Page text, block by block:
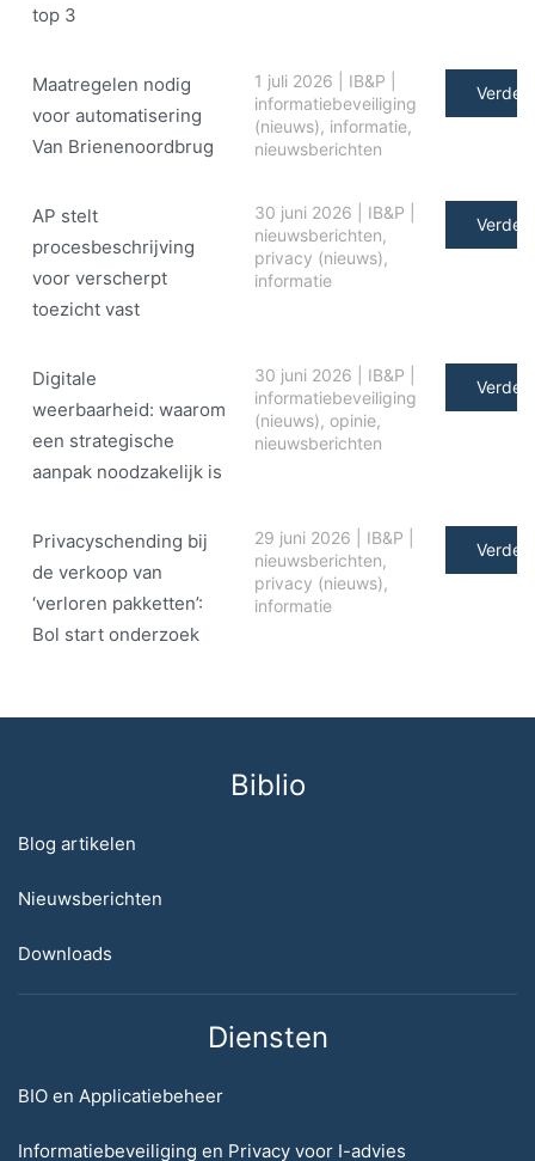
top 3
Maatregelen nodig
voor automatisering
Van Brienenoordbrug
1 juli 2026 IB&P
informatiebeveiliging
(nieuws), informatie,
nieuwsberichten
Verder
AP stelt
procesbeschrijving
voor verscherpt
toezicht vast
30 juni 2026 IB&P
nieuwsberichten,
privacy (nieuws),
informatie
Verder
Digitale
weerbaarheid: waarom
een strategische
aanpak noodzakelijk is
30 juni 2026 IB&P
informatiebeveiliging
(nieuws), opinie,
nieuwsberichten
Verder
Privacyschending bij
de verkoop van
‘verloren pakketten’:
Bol start onderzoek
29 juni 2026 IB&P
nieuwsberichten,
privacy (nieuws),
informatie
Verder
Biblio
Blog artikelen
Nieuwsberichten
Downloads
Diensten
BIO en Applicatiebeheer
Informatiebeveiliging en Privacy voor I-advies